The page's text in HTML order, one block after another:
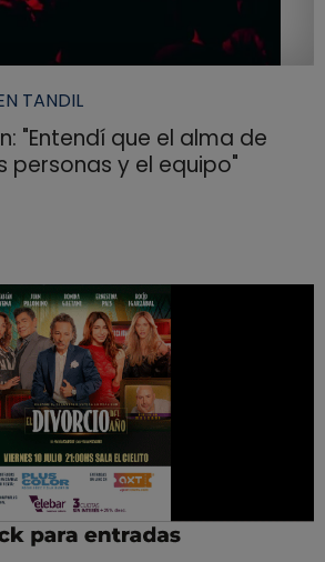
TANDIL
"Entendí que el alma de
personas y el equipo"